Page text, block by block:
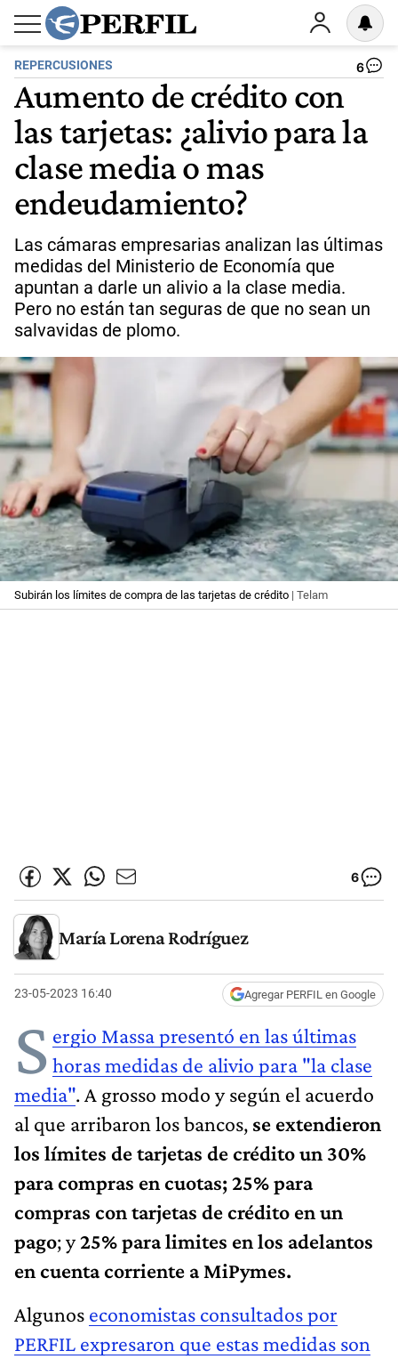
REPERCUSIONES 6
Aumento de crédito con
las tarjetas: ¿alivio para la
clase media o mas
endeudamiento?
Las cámaras empresarias analizan las últimas
medidas del Ministerio de Economía que
apuntan a darle un alivio a la clase media.
Pero no están tan seguras de que no sean un
salvavidas de plomo.
Subirán los límites de compra de las tarjetas de crédito | Telam
6
María Lorena Rodríguez
23-05-2023 16:40 Agregar PERFIL en Google
S ergio Massa presentó en las últimas
horas medidas de alivio para "la clase
media". A grosso modo y según el acuerdo
al que arribaron los bancos, se extendieron
los límites de tarjetas de crédito un 30%
para compras en cuotas; 25% para
compras con tarjetas de crédito en un
pago; y25% para limites en los adelantos
en cuenta corriente a MiPymes.
Algunos economistas consultados por
PERFIL expresaron que estas medidas son